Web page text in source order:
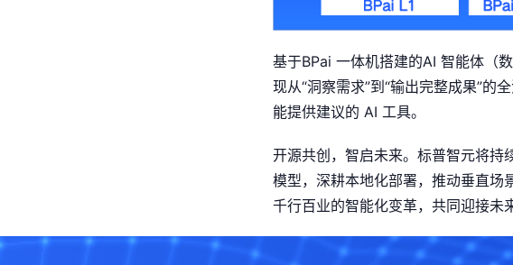
基于BPai 一体机搭建的AI 智能体（
现从“洞察需求”到“输出完整成果”的
能提供建议的 AI 工具。
开源共创，智启未来。标普智元将持
模型，深耕本地化部署，推动垂直场
千行百业的智能化变革，共同迎接未